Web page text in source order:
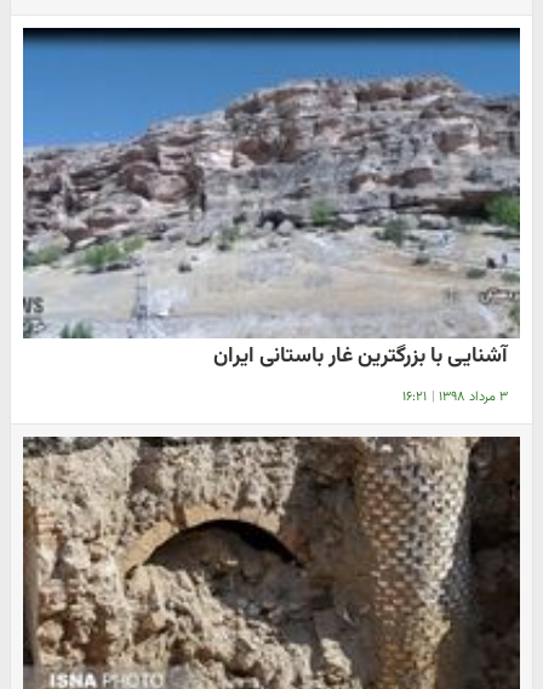
آشنایی با بزرگترین غار باستانی ایران
۳ مرداد ۱۳۹۸ | ۱۶:۲۱